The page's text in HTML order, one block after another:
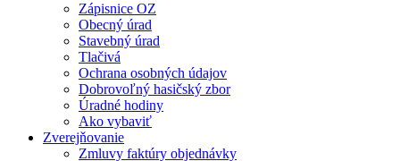
Zápisnice OZ
Obecný úrad
Stavebný úrad
Tlačivá
Ochrana osobných údajov
Dobrovoľný hasičský zbor
Úradné hodiny
Ako vybaviť
Zverejňovanie
Zmluvy faktúry objednávky